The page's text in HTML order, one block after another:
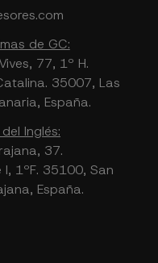
de GC:
77, 1º H.
35007, Las
España.
Inglés:
37.
I, 1ºF. 35100, San
España.